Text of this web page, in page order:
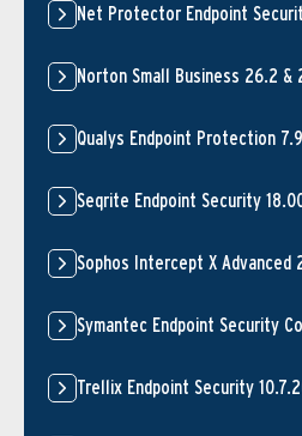
Net Protector Endpoint
Norton Small Business 26.2 &
Qualys Endpoint Protection 7.9
Seqrite Endpoint Security
Sophos Intercept X Advanced
Symantec Endpoint Security
Trellix Endpoint Security